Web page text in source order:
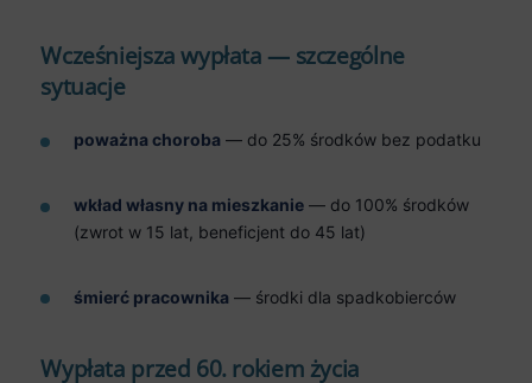
Wcześniejsza wypłata — szczególne
sytuacje
poważna choroba — do 25% środków bez podatku
wkład własny na mieszkanie — do 100% środków
(zwrot w 15 lat, beneficjent do 45 lat)
śmierć pracownika — środki dla spadkobierców
Wypłata przed 60. rokiem życia